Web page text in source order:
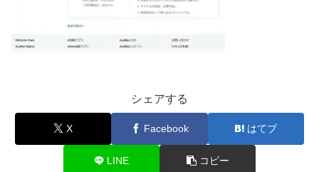
シェアする
X Facebook はてブ
LINE コピー